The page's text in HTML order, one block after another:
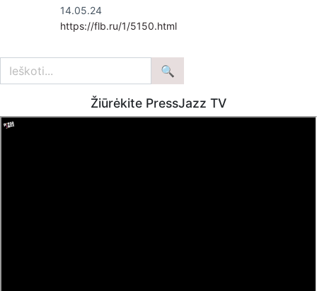
14.05.24
https://flb.ru/1/5150.html
Žiūrėkite PressJazz TV